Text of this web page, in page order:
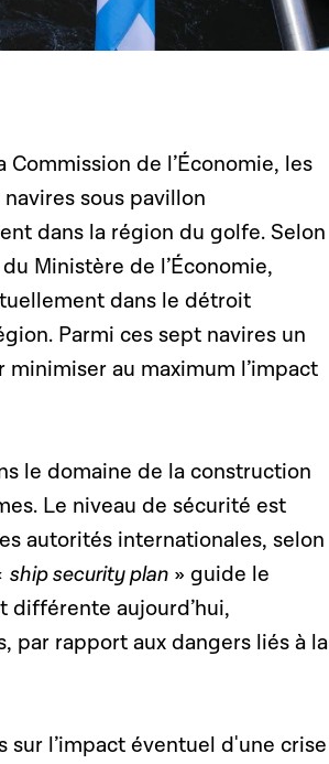
de l’Économie, les
sous pavillon
dans la région du golfe. Selon
Ministère de l’Économie,
dans le détroit
Parmi ces sept navires un
au maximum l’impact
le domaine de la construction
Le niveau de sécurité est
autorités internationales, selon
ship security plan » guide le
différente aujourd’hui,
par rapport aux dangers liés à la
l’impact éventuel d'une crise